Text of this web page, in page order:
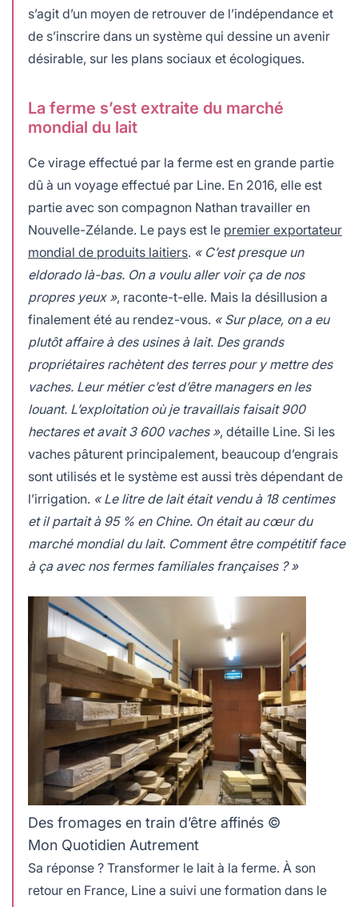
s’agit d’un moyen de retrouver de l’indépendance et
de s’inscrire dans un système qui dessine un avenir
désirable, sur les plans sociaux et écologiques.
La ferme s’est extraite du marché
mondial du lait
Ce virage effectué par la ferme est en grande partie
dû à un voyage effectué par Line. En 2016, elle est
partie avec son compagnon Nathan travailler en
Nouvelle-Zélande. Le pays est le premier exportateur
mondial de produits laitiers. « C’est presque un
eldorado là-bas. On a voulu aller voir ça de nos
propres yeux », raconte-t-elle. Mais la désillusion a
finalement été au rendez-vous. « Sur place, on a eu
plutôt affaire à des usines à lait. Des grands
propriétaires rachètent des terres pour y mettre des
vaches. Leur métier c’est d’être managers en les
louant. L’exploitation où je travaillais faisait 900
hectares et avait 3 600 vaches », détaille Line. Si les
vaches pâturent principalement, beaucoup d’engrais
sont utilisés et le système est aussi très dépendant de
l’irrigation. « Le litre de lait était vendu à 18 centimes
et il partait à 95 % en Chine. On était au cœur du
marché mondial du lait. Comment être compétitif face
à ça avec nos fermes familiales françaises ? »
Des fromages en train d’être affinés ©
Mon Quotidien Autrement
Sa réponse ? Transformer le lait à la ferme. À son
retour en France, Line a suivi une formation dans le